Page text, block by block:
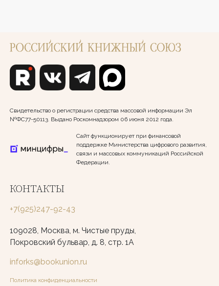
Свидетельство о регистрации средства массовой информации Эл
№ФС77-50113. Выдано Роскомнадзором 06 июня 2012 года.
Сайт функционирует при финансовой
поддержке Министерства цифрового развития,
связи и массовых коммуникаций Российской
Федерации.
КОНТАКТЫ
+7(925)247-92-43
109028, Москва, м. Чистые пруды,
Покровский бульвар, д. 8, стр. 1А
inforks@bookunion.ru
Политика конфиденциальности